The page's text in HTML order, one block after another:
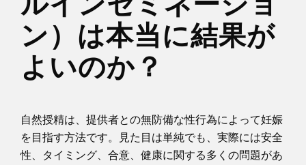
ン）は本当に結果が
よいのか？
自然授精は、提供者との無防備な性行為によって妊娠
を目指す方法です。見た目は単純でも、実際には安全
性、タイミング、合意、健康に関する多くの問題があ